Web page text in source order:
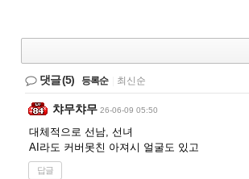
댓글(5) 등록순 최신순
챠무챠무 26-06-09 05:50
대체적으로 선남, 선녀
AI라도 커버못친 아져시 얼굴도 있고
답글